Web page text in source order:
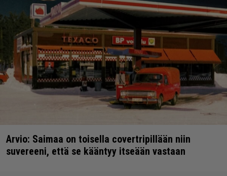
Arvio: Saimaa on toisella covertripillään niin
suvereeni, että se kääntyy itseään vastaan